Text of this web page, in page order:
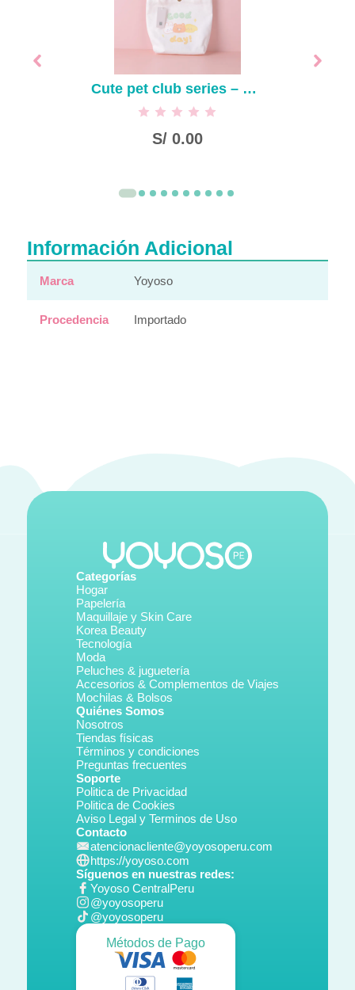
Cute pet club series – bolsa de almuerzo de lona trapezoidal
S/0.00
Información Adicional
Marca Yoyoso
Procedencia Importado
Categorías
Hogar
Papelería
Maquillaje y Skin Care
Korea Beauty
Tecnología
Moda
Peluches & juguetería
Accesorios & Complementos de Viajes
Mochilas & Bolsos
Quiénes Somos
Nosotros
Tiendas físicas
Términos y condiciones
Preguntas frecuentes
Soporte
Politica de Privacidad
Politica de Cookies
Aviso Legal y Terminos de Uso
Contacto
atencionacliente@yoyosoperu.com
https://yoyoso.com
Síguenos en nuestras redes:
Yoyoso CentralPeru
@yoyosoperu
@yoyosoperu
Métodos de Pago